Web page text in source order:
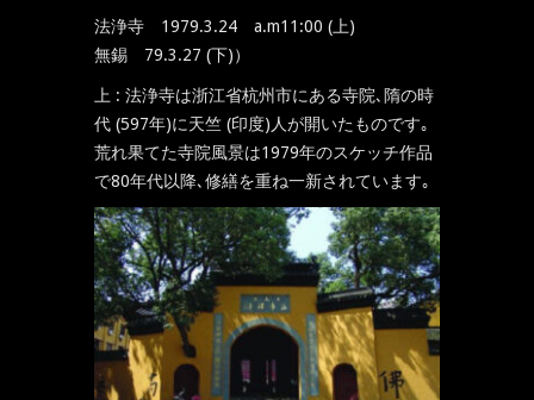
法浄寺 1979.3.24 a.m11:00 (上)
無錫 79.3.27 (下)）
上 : 法浄寺は浙江省杭州市にある寺院､隋の時
代 (597年)に天竺 (印度)人が開いたものです｡
荒れ果てた寺院風景は1979年のスケッチ作品
で80年代以降､修繕を重ね一新されています｡